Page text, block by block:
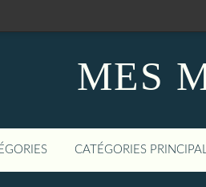
MES
CATÉGORIES